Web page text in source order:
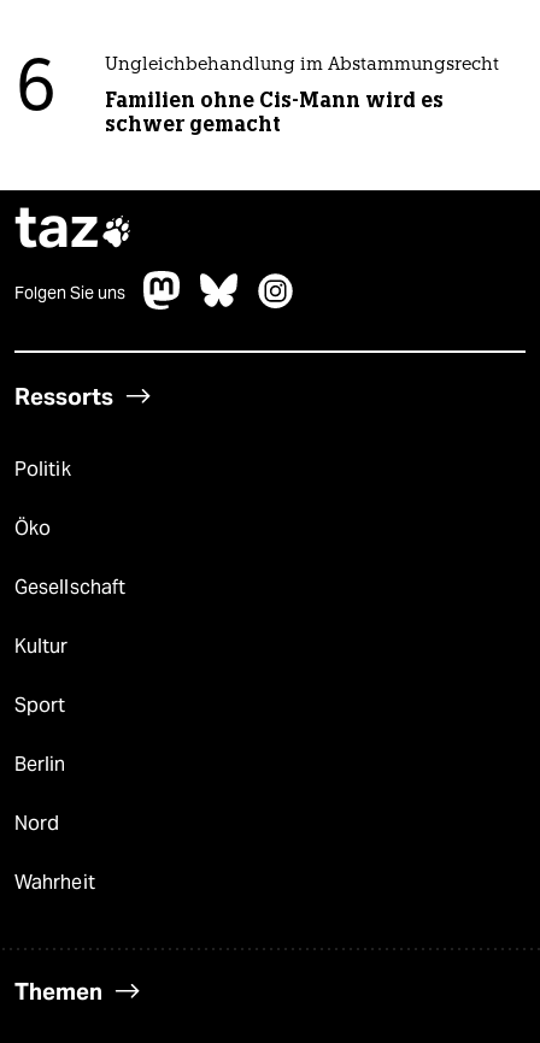
6 Ungleichbehandlung im Abstammungsrecht
Familien ohne Cis-Mann wird es
schwer gemacht
taz
Folgen Sie uns
Ressorts
Politik
Öko
Gesellschaft
Kultur
Sport
Berlin
Nord
Wahrheit
Themen